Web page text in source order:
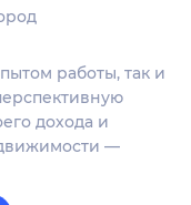
работы, так и
дохода и
—